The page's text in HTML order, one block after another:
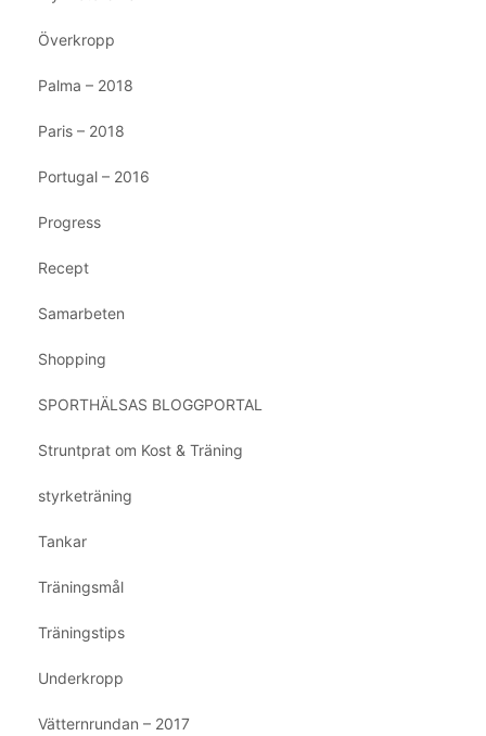
Överkropp
Palma – 2018
Paris – 2018
Portugal – 2016
Progress
Recept
Samarbeten
Shopping
SPORTHÄLSAS BLOGGPORTAL
Struntprat om Kost & Träning
styrketräning
Tankar
Träningsmål
Träningstips
Underkropp
Vätternrundan – 2017